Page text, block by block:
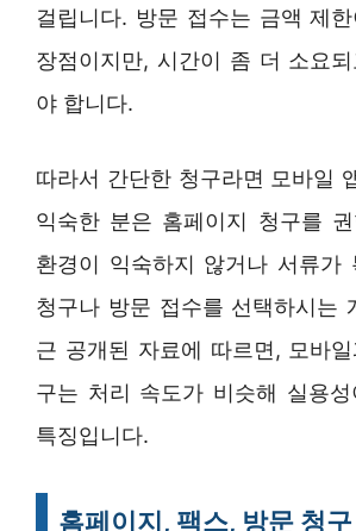
걸립니다. 방문 접수는 금액 제
장점이지만, 시간이 좀 더 소요
야 합니다.
따라서 간단한 청구라면 모바일
익숙한 분은 홈페이지 청구를
환경이 익숙하지 않거나 서류가
청구나 방문 접수를 선택하시는
근 공개된 자료에 따르면, 모바
구는 처리 속도가 비슷해 실용
특징입니다.
홈페이지, 팩스, 방문 청